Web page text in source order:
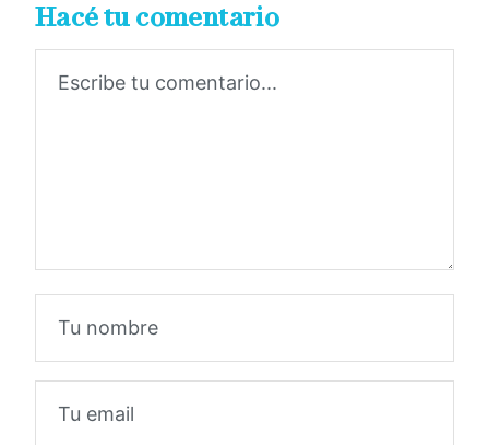
Hacé tu comentario